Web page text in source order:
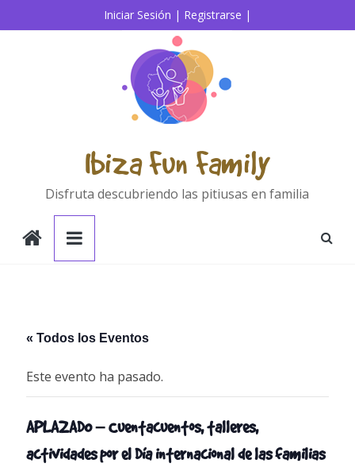
al
Iniciar Sesión | Registrarse |
Ibiza Fun Family
Disfruta descubriendo las pitiusas en familia
« Todos los Eventos
Este evento ha pasado.
APLAZADO – Cuentacuentos, talleres,
actividades por el Día internacional de las familias